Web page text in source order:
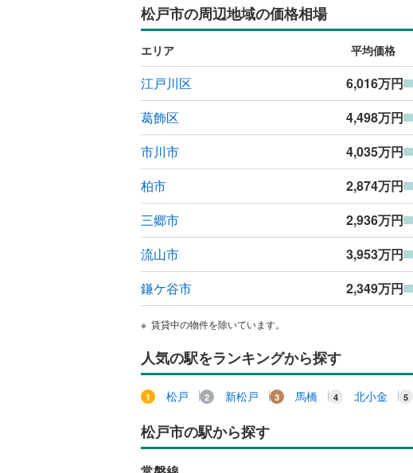
松戸市の周辺地域の価格相場
エリア 平均価格
江戸川区 6,016万円
葛飾区 4,498万円
市川市 4,035万円
柏市 2,874万円
三郷市 2,936万円
流山市 3,953万円
鎌ケ谷市 2,349万円
賃貸中の物件を除いています。
人気の駅をランキングから探す
松戸 新松戸 馬橋 北小金
松戸市の駅から探す